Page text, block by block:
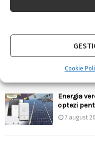
Cookie
7 august
Top 5
7 august
Energia
optezi
7 august